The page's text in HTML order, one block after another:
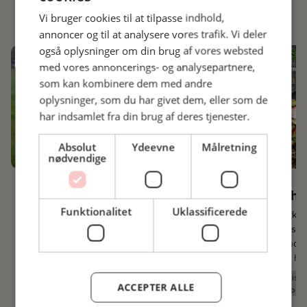
Dansk oksekød med stor smag
Thise & Ko er økologisk oksekød med
masser af smag og omtanke for både
dyrevelfærd og miljø. Her får du dansk
oksekød, der er skabt ud fra en cirkulær
tankegang, hvor råvaren udnyttes med
respekt for både dyret og den kvalitet,
professionelle køkkene...
Anvend
Kvalitet i
klassiske
Kalv får du
teksturer fra
Fantastisk
Dansk Gastro
Vi bruger cookies til at tilpasse indhold,
annoncer og til at analysere vores trafik. Vi deler
også oplysninger om din brug af vores websted
med vores annoncerings- og analysepartnere,
som kan kombinere dem med andre
oplysninger, som du har givet dem, eller som de
har indsamlet fra din brug af deres tjenester.
Absolut
nødvendige
Ydeevne Målretning
Funktionalitet Uklassificerede
ACCEPTER ALLE